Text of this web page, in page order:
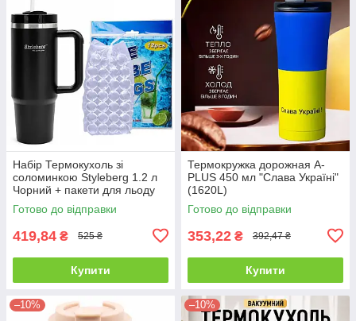
Набір Термокухоль зі
соломинкою Styleberg 1.2 л
Чорний + пакети для льоду
на 336 кубиків
Готово до відправки
419,84 ₴ 525 ₴
Купити
Термокружка дорожная A-
PLUS 450 мл "Слава Україні"
(1620L)
Готово до відправки
353,22 ₴ 392,47 ₴
Купити
–10% –10%